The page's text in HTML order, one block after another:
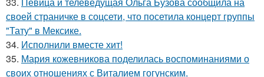
своей страничке в соцсети, что посетила концерт группы
"Тату" в Мексике.
34. Исполнили вместе хит!
35. Мария кожевникова поделилась воспоминаниями о
своих отношениях с Виталием гогунским.